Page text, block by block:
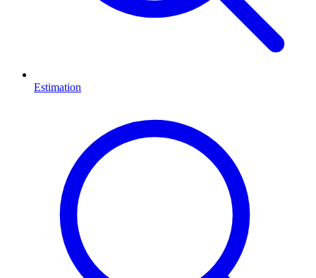
Estimation